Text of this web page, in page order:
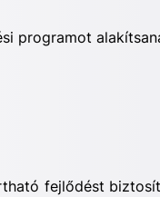
programot
fejlődést